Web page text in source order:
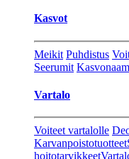
Kasvot
Meikit Puhdistus
Seerumit
Vartalo
Voiteet vartalolle
Karvanpoistotuotteet
hoitotarvikkeet